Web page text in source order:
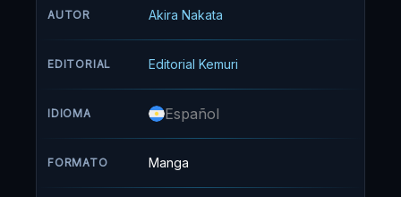
¿Hasta cuándo voy a poder resistirme a los
acercamientos tan sexy y directos de parte de
mi nuevo hermano menor?
AUTOR Akira Nakata
EDITORIAL Editorial Kemuri
IDIOMA Español
FORMATO Manga